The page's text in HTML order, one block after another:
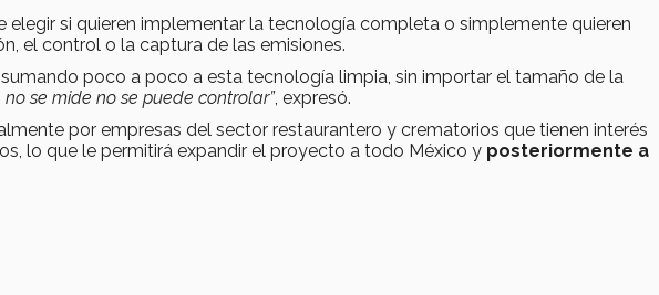
elegir si quieren implementar la tecnología completa o simplemente quieren
el control o la captura de las emisiones.
poco a poco a esta tecnología limpia, sin importar el tamaño de la
no se mide no se puede controlar”, expresó.
por empresas del sector restaurantero y crematorios que tienen interés
lo que le permitirá expandir el proyecto a todo México y posteriormente a